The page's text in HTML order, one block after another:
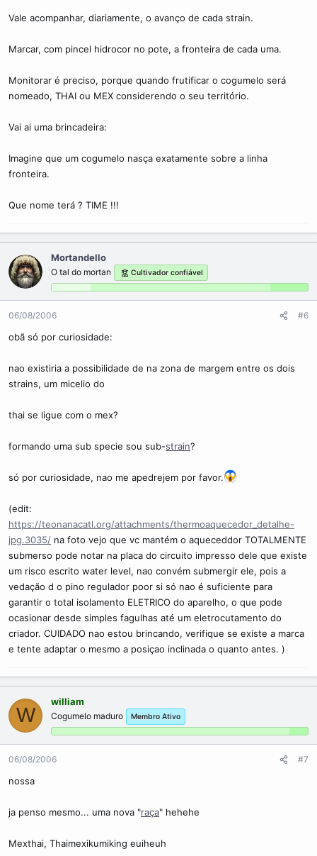
Vale acompanhar, diariamente, o avanço de cada strain.
Marcar, com pincel hidrocor no pote, a fronteira de cada uma.
Monitorar é preciso, porque quando frutificar o cogumelo será
nomeado, THAI ou MEX considerendo o seu território.
Vai ai uma brincadeira:
Imagine que um cogumelo nasça exatamente sobre a linha
fronteira.
Que nome terá ? TIME !!!
Mortandello
O tal do mortan Cultivador confiável
06/08/2006 #6
obã só por curiosidade:
nao existiria a possibilidade de na zona de margem entre os dois
strains, um micelio do
thai se ligue com o mex?
formando uma sub specie sou sub-strain?
só por curiosidade, nao me apedrejem por favor.
(edit:
https://teonanacatl.org/attachments/thermoaquecedor_detalhe-
jpg.3035/ na foto vejo que vc mantém o aqueceddor TOTALMENTE
submerso pode notar na placa do circuito impresso dele que existe
um risco escrito water level, nao convém submergir ele, pois a
vedação d o pino regulador poor si só nao é suficiente para
garantir o total isolamento ELETRICO do aparelho, o que pode
ocasionar desde simples fagulhas até um eletrocutamento do
criador. CUIDADO nao estou brincando, verifique se existe a marca
e tente adaptar o mesmo a posiçao inclinada o quanto antes. )
W
william
Cogumelo maduro Membro Ativo
06/08/2006 #7
nossa
ja penso mesmo... uma nova "raça" hehehe
Mexthai, Thaimexikumiking euiheuh